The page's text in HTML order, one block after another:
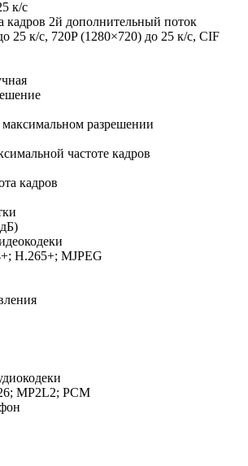
к/с
кадров 2й дополнительный поток
25 к/с, 720P (1280×720) до 25 к/с, CIF
максимальном разрешении
частоте кадров
кадров
дБ)
H.265+; MJPEG
MP2L2; PCM